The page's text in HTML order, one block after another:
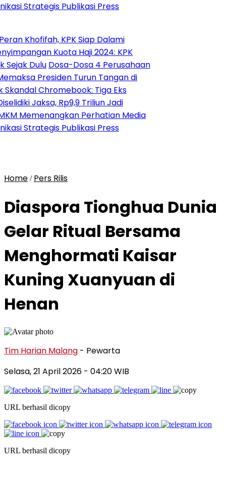
Publikasi Press
KPK Siap Dalami
Kuota Haji 2024: KPK
Dosa-Dosa 4 Perusahaan
Turun Tangan di
Chromebook: Tiga Eks
Rp9,9 Triliun Jadi
Perhatian Media
Publikasi Press
Home / Pers Rilis
Diaspora Tionghua Dunia
Gelar Ritual Bersama
Menghormati Kaisar
Kuning Xuanyuan di
Henan
Tim Harian Malang - Pewarta
Selasa, 21 April 2026 - 04:20 WIB
URL berhasil dicopy
URL berhasil dicopy